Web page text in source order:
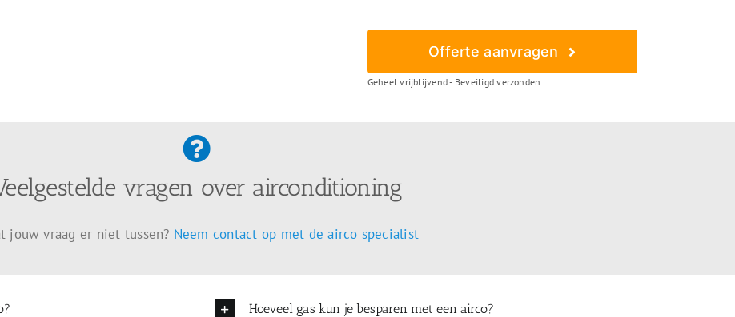
Offerte aanvragen
Geheel vrijblijvend - Beveiligd verzonden
vragen over airconditioning
jouw vraag er niet tussen? Neem contact op met de airco specialist
Hoeveel gas kun je besparen met een airco?